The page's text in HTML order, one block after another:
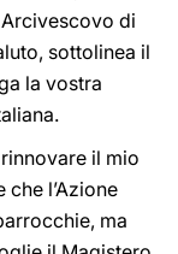
di
sottolinea il
la vostra
il mio
l’Azione
ma